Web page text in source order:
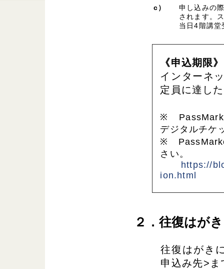
c）
申し込みの
されます。
当日4階講
《申込期限
インターネ
定員に達し
※
デジタルチケ
※
さい。
https://
ion.html
２．往復はが
往復はがき
申込み先>ま